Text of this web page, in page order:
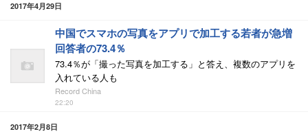
2017年4月29日
中国でスマホの写真をアプリで加工する若者が急増
回答者の73.4％
73.4％が「撮った写真を加工する」と答え、複数のアプリを
入れている人も
Record China
22:20
2017年2月8日